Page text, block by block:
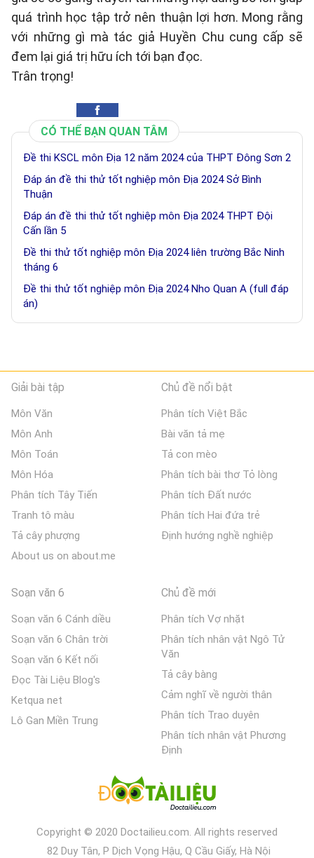
quá trình học tập trở nên thuận lợi hơn. Mong rằng
với những gì mà tác giả Huyền Chu cung cấp sẽ
đem lại giá trị hữu ích tới bạn đọc.
Trân trọng!
CÓ THỂ BẠN QUAN TÂM
Đề thi KSCL môn Địa 12 năm 2024 của THPT Đông Sơn 2
Đáp án đề thi thử tốt nghiệp môn Địa 2024 Sở Bình
Thuận
Đáp án đề thi thử tốt nghiệp môn Địa 2024 THPT Đội
Cấn lần 5
Đề thi thử tốt nghiệp môn Địa 2024 liên trường Bắc Ninh
tháng 6
Đề thi thử tốt nghiệp môn Địa 2024 Nho Quan A (full đáp
án)
Giải bài tập
Môn Văn
Môn Anh
Môn Toán
Môn Hóa
Phân tích Tây Tiến
Tranh tô màu
Tả cây phượng
About us on about.me
Chủ đề nổi bật
Phân tích Việt Bắc
Bài văn tả mẹ
Tả con mèo
Phân tích bài thơ Tỏ lòng
Phân tích Đất nước
Phân tích Hai đứa trẻ
Định hướng nghề nghiệp
Soạn văn 6
Soạn văn 6 Cánh diều
Soạn văn 6 Chân trời
Soạn văn 6 Kết nối
Đọc Tài Liệu Blog's
Ketqua net
Lô Gan Miền Trung
Chủ đề mới
Phân tích Vợ nhặt
Phân tích nhân vật Ngô Tử
Văn
Tả cây bàng
Cảm nghĩ về người thân
Phân tích Trao duyên
Phân tích nhân vật Phương
Định
Copyright © 2020 Doctailieu.com. All rights reserved
82 Duy Tân, P Dịch Vọng Hậu, Q Cầu Giấy, Hà Nội